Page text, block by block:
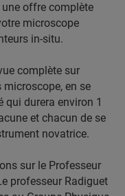
offre complète
microscope
in-situ.
complète sur
en se
qui durera environ 1
et chacun de se
novatrice.
sur le Professeur
professeur Radiguet